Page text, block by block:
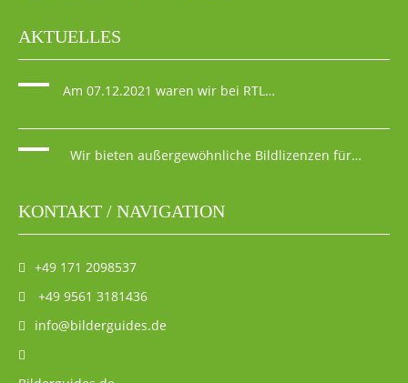
AKTUELLES
Am 07.12.2021 waren wir bei RTL…
Wir bieten außergewöhnliche Bildlizenzen für…
KONTAKT / NAVIGATION
+49 171 2098537
+49 9561 3181436
info@bilderguides.de